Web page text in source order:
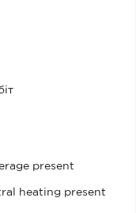
present
heating present